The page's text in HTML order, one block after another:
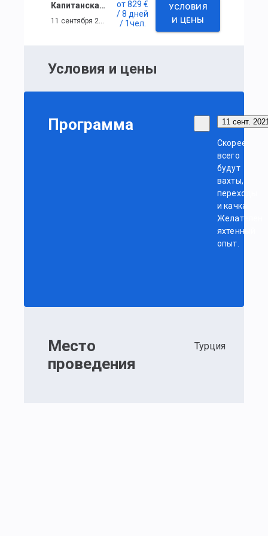
Капитанская практика в Турции. 7 дней.
11 сентября 2021 г. — 18 сентября 2021 г.
от829 €
/ 8 дней
/ 1чел.
УСЛОВИЯ
И ЦЕНЫ
Условия и цены
Программа 11 сент.
Скорее
всего
будут
вахты,
переходы
и качка.
Желателен
яхтенный
опыт.
Место
проведения
Турция